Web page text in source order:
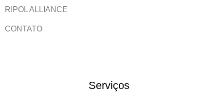
RIPOL ALLIANCE
CONTATO
Serviços